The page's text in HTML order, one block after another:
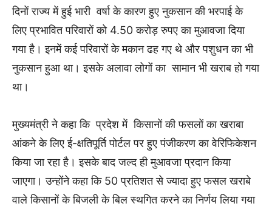
दिनों राज्य में हुई भारी वर्षा के कारण हुए नुकसान की भरपाई के
लिए प्रभावित परिवारों को 4.50 करोड़ रुपए का मुआवजा दिया
गया है। इनमें कई परिवारों के मकान ढह गए थे और पशुधन का भी
नुकसान हुआ था। इसके अलावा लोगों का सामान भी खराब हो गया
था।
मुख्यमंत्री ने कहा कि प्रदेश में किसानों की फसलों का खराबा
आंकने के लिए ई-क्षतिपूर्ति पोर्टल पर हुए पंजीकरण का वेरिफिकेशन
किया जा रहा है। इसके बाद जल्द ही मुआवजा प्रदान किया
जाएगा। उन्होंने कहा कि 50 प्रतिशत से ज्यादा हुए फसल खराबे
वाले किसानों के बिजली के बिल स्थगित करने का निर्णय लिया गया